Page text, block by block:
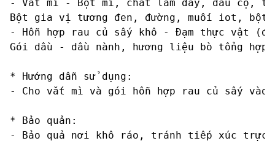
- Vắt mì - Bột mì, chất làm dày, dầu cọ,
Bột gia vị tương đen, đường, muối iot, bột
- Hỗn hợp rau củ sấy khô - Đạm thực vật
Gói dầu - dầu nành, hương liệu bò tổng
* Hướng dẫn sử dụng:
- Cho vắt mì và gói hỗn hợp rau củ sấy
* Bảo quản:
- Bảo quả nơi khô ráo, tránh tiếp xúc trực